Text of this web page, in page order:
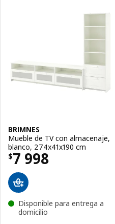
Total opiniones:
BRIMNES
Mueble de TV con almacenaje,
blanco, 274x41x190 cm
$7 998
Precio $ 7998
Disponible para entrega a
domicilio